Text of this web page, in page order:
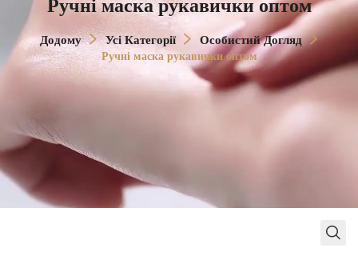
Ручні маска рукавички оптом
Додому Усі Категорії Особистий Догляд
Ручні маска рукавички оптом